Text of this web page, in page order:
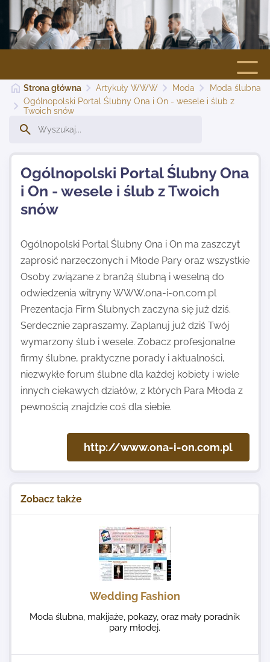
Strona główna
Dodaj stronę
Najnowsze
Kontakt
Strona główna Artykuły WWW Moda
Moda ślubna
Ogólnopolski Portal Ślubny Ona i On - wesele i ślub z
Twoich snów
Ogólnopolski Portal Ślubny Ona
i On - wesele i ślub z Twoich
snów
Ogólnopolski Portal Ślubny Ona i On ma zaszczyt
zaprosić narzeczonych i Młode Pary oraz wszystkie
Osoby związane z branżą ślubną i weselną do
odwiedzenia witryny WWW.ona-i-on.com.pl
Prezentacja Firm Ślubnych zaczyna się już dziś.
Serdecznie zapraszamy. Zaplanuj już dziś Twój
wymarzony ślub i wesele. Zobacz profesjonalne
firmy ślubne, praktyczne porady i aktualności,
niezwykłe forum ślubne dla każdej kobiety i wiele
innych ciekawych działów, z których Para Młoda z
pewnością znajdzie coś dla siebie.
http://www.ona-i-on.com.pl
Zobacz także
Wedding Fashion
Moda ślubna, makijaże, pokazy, oraz mały poradnik
pary młodej.